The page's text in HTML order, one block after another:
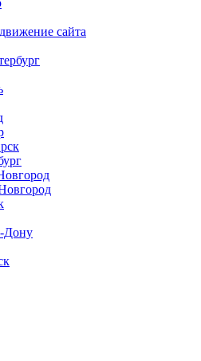
сайта
Дону